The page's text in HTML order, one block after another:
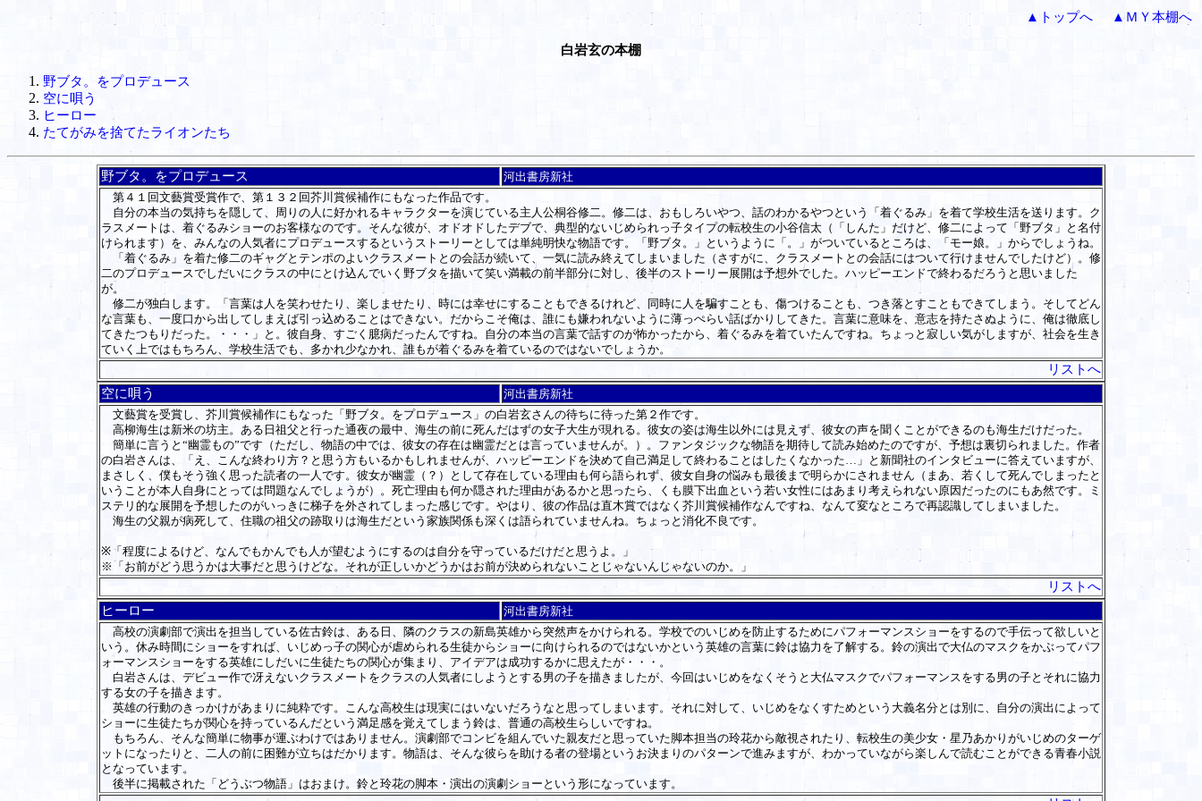
▲トップへ ▲ＭＹ本棚へ
白岩玄の本棚
野ブタ。をプロデュース
空に唄う
ヒーロー
たてがみを捨てたライオンたち
野ブタ。をプロデュース
河出書房新社
第４１回文藝賞受賞作で、第１３２回芥川賞候補作にもなった作品です。
自分の本当の気持ちを隠して、周りの人に好かれるキャラクターを演じている主人公桐谷修二。修二は、おもしろいやつ、話のわかるやつという「着ぐるみ」を着て学校生活を送ります。ク
ラスメートは、着ぐるみショーのお客様なのです。そんな彼が、オドオドしたデブで、典型的ないじめられっ子タイプの転校生の小谷信太（「しんた」だけど、修二によって「野ブタ」と名付
けられます）を、みんなの人気者にプロデュースするというストーリーとしては単純明快な物語です。「野ブタ。」というように「。」がついているところは、「モー娘。」からでしょうね。
「着ぐるみ」を着た修二のギャグとテンポのよいクラスメートとの会話が続いて、一気に読み終えてしまいました（さすがに、クラスメートとの会話にはついて行けませんでしたけど）。修
二のプロデュースでしだいにクラスの中にとけ込んでいく野ブタを描いて笑い満載の前半部分に対し、後半のストーリー展開は予想外でした。ハッピーエンドで終わるだろうと思いました
が。
修二が独白します。「言葉は人を笑わせたり、楽しませたり、時には幸せにすることもできるけれど、同時に人を騙すことも、傷つけることも、つき落とすこともできてしまう。そしてどん
な言葉も、一度口から出してしまえば引っ込めることはできない。だからこそ俺は、誰にも嫌われないように薄っぺらい話ばかりしてきた。言葉に意味を、意志を持たさぬように、俺は徹底し
てきたつもりだった。・・・」と。彼自身、すごく臆病だったんですね。自分の本当の言葉で話すのが怖かったから、着ぐるみを着ていたんですね。ちょっと寂しい気がしますが、社会を生き
ていく上ではもちろん、学校生活でも、多かれ少なかれ、誰もが着ぐるみを着ているのではないでしょうか。
リストへ
空に唄う
河出書房新社
文藝賞を受賞し、芥川賞候補作にもなった「野ブタ。をプロデュース」の白岩玄さんの待ちに待った第２作です。
高柳海生は新米の坊主。ある日祖父と行った通夜の最中、海生の前に死んだはずの女子大生が現れる。彼女の姿は海生以外には見えず、彼女の声を聞くことができるのも海生だけだった。
簡単に言うと“幽霊もの”です（ただし、物語の中では、彼女の存在は幽霊だとは言っていませんが。）。ファンタジックな物語を期待して読み始めたのですが、予想は裏切られました。作者
の白岩さんは、「え、こんな終わり方？と思う方もいるかもしれませんが、ハッピーエンドを決めて自己満足して終わることはしたくなかった…」と新聞社のインタビューに答えていますが、
まさしく、僕もそう強く思った読者の一人です。彼女が幽霊（？）として存在している理由も何ら語られず、彼女自身の悩みも最後まで明らかにされません（まあ、若くして死んでしまったと
いうことが本人自身にとっては問題なんでしょうが）。死亡理由も何か隠された理由があるかと思ったら、くも膜下出血という若い女性にはあまり考えられない原因だったのにもあ然です。ミ
ステリ的な展開を予想したのがいっきに梯子を外されてしまった感じです。やはり、彼の作品は直木賞ではなく芥川賞候補作なんですね、なんて変なところで再認識してしまいました。
海生の父親が病死して、住職の祖父の跡取りは海生だという家族関係も深くは語られていませんね。ちょっと消化不良です。
※「程度によるけど、なんでもかんでも人が望むようにするのは自分を守っているだけだと思うよ。」
※「お前がどう思うかは大事だと思うけどな。それが正しいかどうかはお前が決められないことじゃないんじゃないのか。」
リストへ
ヒーロー
河出書房新社
高校の演劇部で演出を担当している佐古鈴は、ある日、隣のクラスの新島英雄から突然声をかけられる。学校でのいじめを防止するためにパフォーマンスショーをするので手伝って欲しいと
いう。休み時間にショーをすれば、いじめっ子の関心が虐められる生徒からショーに向けられるのではないかという英雄の言葉に鈴は協力を了解する。鈴の演出で大仏のマスクをかぶってパフ
ォーマンスショーをする英雄にしだいに生徒たちの関心が集まり、アイデアは成功するかに思えたが・・・。
白岩さんは、デビュー作で冴えないクラスメートをクラスの人気者にしようとする男の子を描きましたが、今回はいじめをなくそうと大仏マスクでパフォーマンスをする男の子とそれに協力
する女の子を描きます。
英雄の行動のきっかけがあまりに純粋です。こんな高校生は現実にはいないだろうなと思ってしまいます。それに対して、いじめをなくすためという大義名分とは別に、自分の演出によって
ショーに生徒たちが関心を持っているんだという満足感を覚えてしまう鈴は、普通の高校生らしいですね。
もちろん、そんな簡単に物事が運ぶわけではありません。演劇部でコンビを組んでいた親友だと思っていた脚本担当の玲花から敵視されたり、転校生の美少女・星乃あかりがいじめのターゲ
ットになったりと、二人の前に困難が立ちはだかります。物語は、そんな彼らを助ける者の登場というお決まりのパターンで進みますが、わかっていながら楽しんで読むことができる青春小説
となっています。
後半に掲載された「どうぶつ物語」はおまけ。鈴と玲花の脚本・演出の演劇ショーという形になっています。